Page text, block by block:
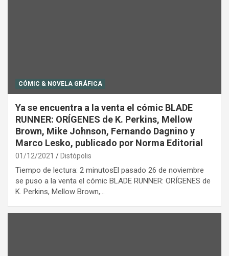
CÓMIC & NOVELA GRÁFICA
Ya se encuentra a la venta el cómic BLADE
RUNNER: ORÍGENES de K. Perkins, Mellow
Brown, Mike Johnson, Fernando Dagnino y
Marco Lesko, publicado por Norma Editorial
01/12/2021 Distópolis
Tiempo de lectura: 2 minutosEl pasado 26 de noviembre
se puso a la venta el cómic BLADE RUNNER: ORÍGENES de
K. Perkins, Mellow Brown,…